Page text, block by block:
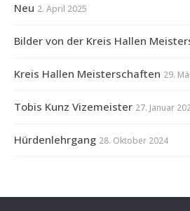
Neu 2. April 2025
Bilder von der Kreis Hallen
Kreis Hallen Meisterschaften 29.
Tobis Kunz Vizemeister 27. Januar
Hürdenlehrgang 28. Oktober 2024